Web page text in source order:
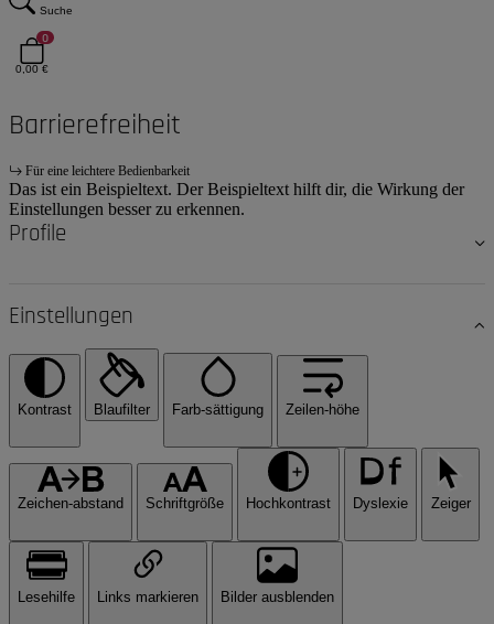
Suche
0
0,00 €
Barrierefreiheit
Für eine leichtere Bedienbarkeit
Das ist ein Beispieltext. Der Beispieltext hilft dir, die Wirkung der
Einstellungen besser zu erkennen.
Profile
Einstellungen
Kontrast Blaufilter Farb-sättigung Zeilen-höhe
Zeichen-abstand Schriftgröße Hochkontrast Dyslexie Zeiger
Lesehilfe Links markieren Bilder ausblenden